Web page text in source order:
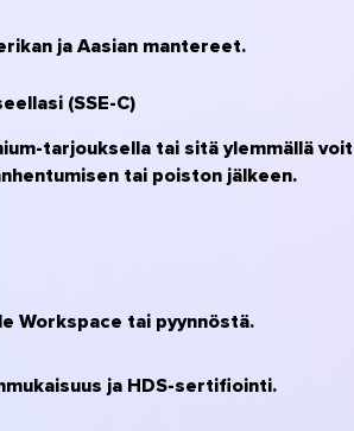
ja Aasian mantereet.
(SSE-C)
tarjouksella tai sitä ylemmällä voit
tai poiston jälkeen.
Workspace tai pyynnöstä.
ja HDS-sertifiointi.